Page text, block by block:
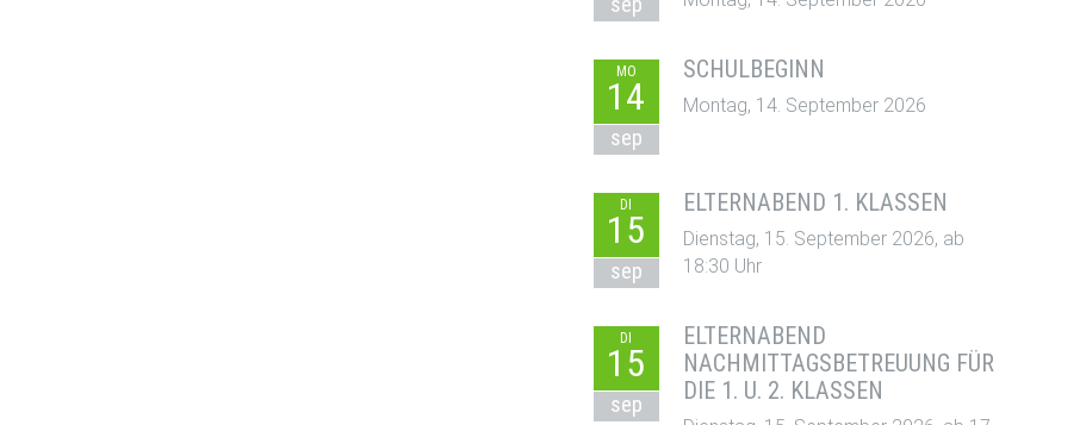
MO
14
sep
SCHULBEGINN
Montag, 14. September 2026
DI
15
sep
ELTERNABEND 1. KLASSEN
Dienstag, 15. September 2026, ab
18:30 Uhr
DI
15
sep
ELTERNABEND
NACHMITTAGSBETREUUNG FÜR
DIE 1. U. 2. KLASSEN